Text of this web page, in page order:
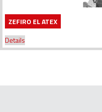
ZEFIRO EL ATEX
Details